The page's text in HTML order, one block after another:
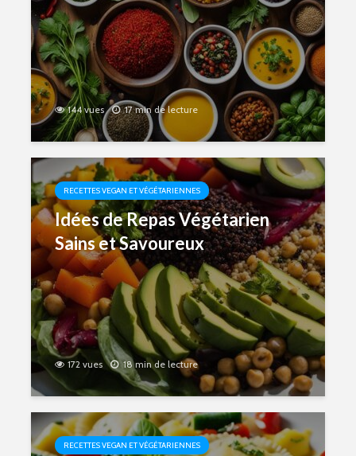
144 vues 17 min de lecture
RECETTES VEGAN ET VÉGÉTARIENNES
Idées de Repas Végétarien
Sains et Savoureux
172 vues 18 min de lecture
RECETTES VEGAN ET VÉGÉTARIENNES